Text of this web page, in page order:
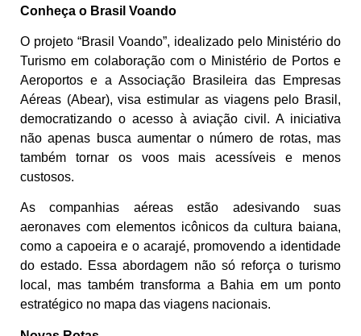
Conheça o Brasil Voando
O projeto “Brasil Voando”, idealizado pelo Ministério do
Turismo em colaboração com o Ministério de Portos e
Aeroportos e a Associação Brasileira das Empresas
Aéreas (Abear), visa estimular as viagens pelo Brasil,
democratizando o acesso à aviação civil. A iniciativa
não apenas busca aumentar o número de rotas, mas
também tornar os voos mais acessíveis e menos
custosos.
As companhias aéreas estão adesivando suas
aeronaves com elementos icônicos da cultura baiana,
como a capoeira e o acarajé, promovendo a identidade
do estado. Essa abordagem não só reforça o turismo
local, mas também transforma a Bahia em um ponto
estratégico no mapa das viagens nacionais.